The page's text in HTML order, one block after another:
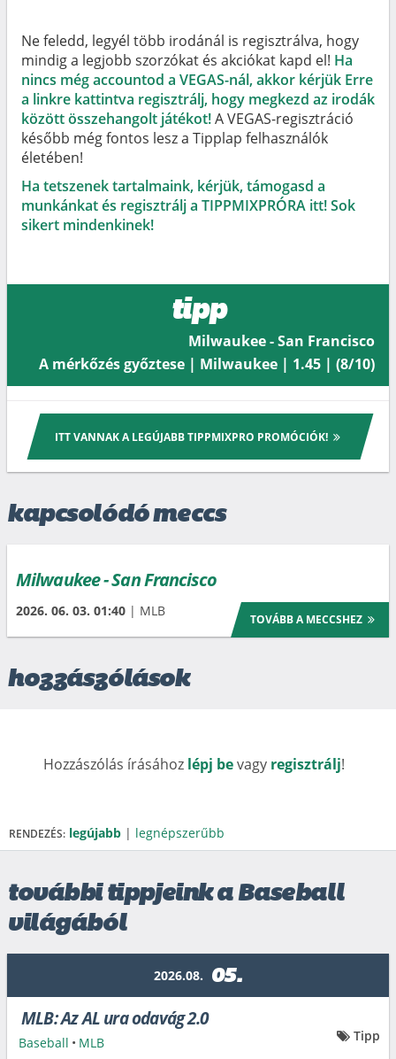
Ne feledd, legyél több irodánál is regisztrálva, hogy
mindig a legjobb szorzókat és akciókat kapd el! Ha
nincs még accountod a VEGAS-nál, akkor kérjük Erre
a linkre kattintva regisztrálj, hogy megkezd az irodák
között összehangolt játékot!A VEGAS-regisztráció
később még fontos lesz a Tipplap felhasználók
életében!
Ha tetszenek tartalmaink, kérjük, támogasd a
munkánkat és regisztrálj a TIPPMIXPRÓRA itt! Sok
sikert mindenkinek!
tipp
Milwaukee - San Francisco
A mérkőzés győztese | Milwaukee | 1.45 | (8/10)
ITT VANNAK A LEGÚJABB TIPPMIXPRO PROMÓCIÓK!
kapcsolódó meccs
Milwaukee - San Francisco
2026. 06. 03. 01:40 | MLB
TOVÁBB A MECCSHEZ
hozzászólások
Hozzászólás írásához lépj bevagy regisztrálj!
RENDEZÉS: legújabb | legnépszerűbb
további tippjeink a Baseball
világából
2026.08. 05.
MLB: Az AL ura odavág 2.0
Baseball • MLB Tipp